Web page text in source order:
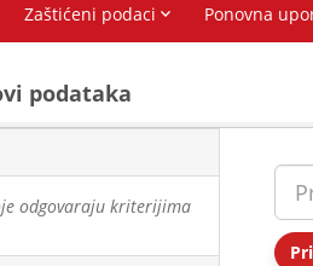
podаtаkа
odgovaraju kriterijima